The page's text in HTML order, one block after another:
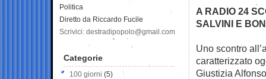
A RADIO 24
SALVINI E
Uno scontro
caratterizzato
Giustizia
Politica
Diretto da Riccardo Fucile
Scrivici: destradipopolo@gmail.com
Categorie
100 giorni (5)